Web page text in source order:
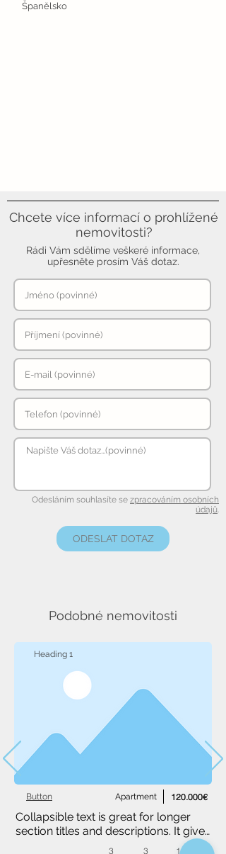
Španělsko
Chcete více informací o prohlížené
nemovitosti?
Rádi Vám sdělíme veškeré informace,
upřesněte prosím Váš dotaz.
Odesláním souhlasíte se zpracováním osobních
údajů.
ODESLAT DOTAZ
Podobné nemovitosti
Heading 1
Apartment
Button 120.000€
Collapsible text is great for longer
section titles and descriptions. It gives
people access to all the info they
3 3 1,234 m²